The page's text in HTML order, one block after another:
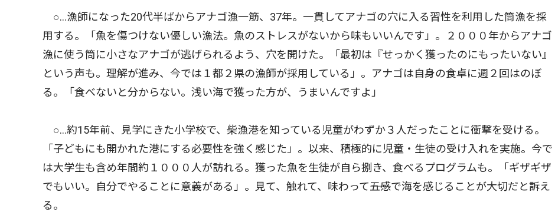
○…漁師になった20代半ばからアナゴ漁一筋、37年。一貫してアナゴの穴に入る習性を利用した筒漁を採
用する。「魚を傷つけない優しい漁法。魚のストレスがないから味もいいんです」。２０００年からアナゴ
漁に使う筒に小さなアナゴが逃げられるよう、穴を開けた。「最初は『せっかく獲ったのにもったいない』
という声も。理解が進み、今では１都２県の漁師が採用している」。アナゴは自身の食卓に週２回はのぼ
る。「食べないと分からない。浅い海で獲った方が、うまいんですよ」
○…約15年前、見学にきた小学校で、柴漁港を知っている児童がわずか３人だったことに衝撃を受ける。
「子どもにも開かれた港にする必要性を強く感じた」。以来、積極的に児童・生徒の受け入れを実施。今で
は大学生も含め年間約１０００人が訪れる。獲った魚を生徒が自ら捌き、食べるプログラムも。「ギザギザ
でもいい。自分でやることに意義がある」。見て、触れて、味わって――五感で海を感じることが大切だと訴え
る。